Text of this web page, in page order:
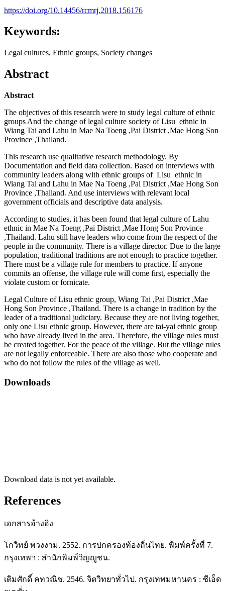
https://doi.org/10.14456/rcmrj.2018.156176
Keywords:
Legal cultures, Ethnic groups, Society changes
Abstract
Abstract
The objectives of this research were to study legal culture of ethnic
groups And the change of legal culture society of Lisu ethnic in
Wiang Tai and Lahu in Mae Na Toeng ,Pai District ,Mae Hong Son
Province ,Thailand.
This research use qualitative research methodology. By
Documentation and field data collection. Based on interviews with
community leaders along with ethnic groups of Lisu ethnic in
Wiang Tai and Lahu in Mae Na Toeng ,Pai District ,Mae Hong Son
Province ,Thailand. And use interviews with relevant local
government officials and descriptive data analysis.
According to studies, it has been found that legal culture of Lahu
ethnic in Mae Na Toeng ,Pai District ,Mae Hong Son Province
,Thailand. Lahu still have leaders who come from the respect of the
people in the community. There is a village director. Due to the large
population, traditional traditions are not enough to practice together.
There must be a village rule for members to practice. If anyone
commits an offense, the village rule will come first, especially the
violate custom or fornicate.
Legal Culture of Lisu ethnic group, Wiang Tai ,Pai District ,Mae
Hong Son Province ,Thailand. There is a change in tradition by the
leader of a traditional judiciary. Because they are not living together,
only one Lisu ethnic group. However, there are tai-yai ethnic group
who have already lived in the area. Therefore, the village rules must
be created together. For the peace of the village. But the village rules
are not legally enforceable. There are also those who cooperate and
who do not follow the rules of the village as well.
Downloads
Download data is not yet available.
References
เอกสารอ้างอิง
โกวิทย์ พวงงาม. 2552. การปกครองท้องถิ่นไทย. พิมพ์ครั้งที่ 7.
กรุงเทพฯ : สำนักพิมพ์วิญญูชน.
เติมศักดิ์ คทวณิช. 2546. จิตวิทยาทั่วไป. กรุงเทพมหานคร : ซีเอ็ด